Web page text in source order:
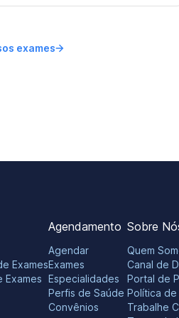
exames
Exames
Exames
Agendamento
Agendar
Exames
Especialidades
Perfis de Saúde
Convênios
Sobre
Quem
Canal de
Portal de
Política
Trabalhe